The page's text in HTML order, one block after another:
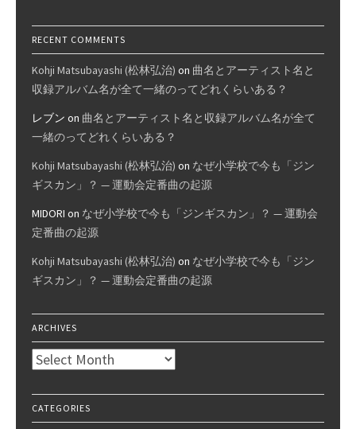
RECENT COMMENTS
Kohji Matsubayashi (松林弘治) on 曲名とアーティスト名と
収録アルバム名が全て一緒のってどれくらいある？
レブン on 曲名とアーティスト名と収録アルバム名が全て
一緒のってどれくらいある？
Kohji Matsubayashi (松林弘治) on なぜ小学校で今も「ジン
ギスカン」？ — 運動会定番曲の起源
MIDORI on なぜ小学校で今も「ジンギスカン」？ — 運動会
定番曲の起源
Kohji Matsubayashi (松林弘治) on なぜ小学校で今も「ジン
ギスカン」？ — 運動会定番曲の起源
ARCHIVES
Archives
CATEGORIES